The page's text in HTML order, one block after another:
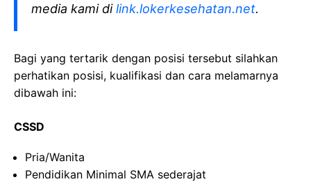
media kami dilink.lokerkesehatan.net.
Bagi yang tertarik dengan posisi tersebut silahkan
perhatikan posisi, kualifikasi dan cara melamarnya
dibawah ini:
CSSD
Pria/Wanita
Pendidikan Minimal SMA sederajat